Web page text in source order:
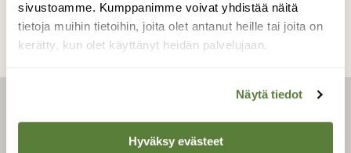
sivustoamme. Kumppanimme voivat yhdistää näitä
tietoja muihin tietoihin, joita olet antanut heille tai joita on
kerätty, kun olet käyttänyt heidän palvelujaan.
Näytä tiedot
Hyväksy evästeetLEHTI